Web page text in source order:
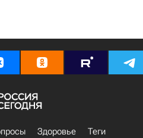
Здоровье
Теги